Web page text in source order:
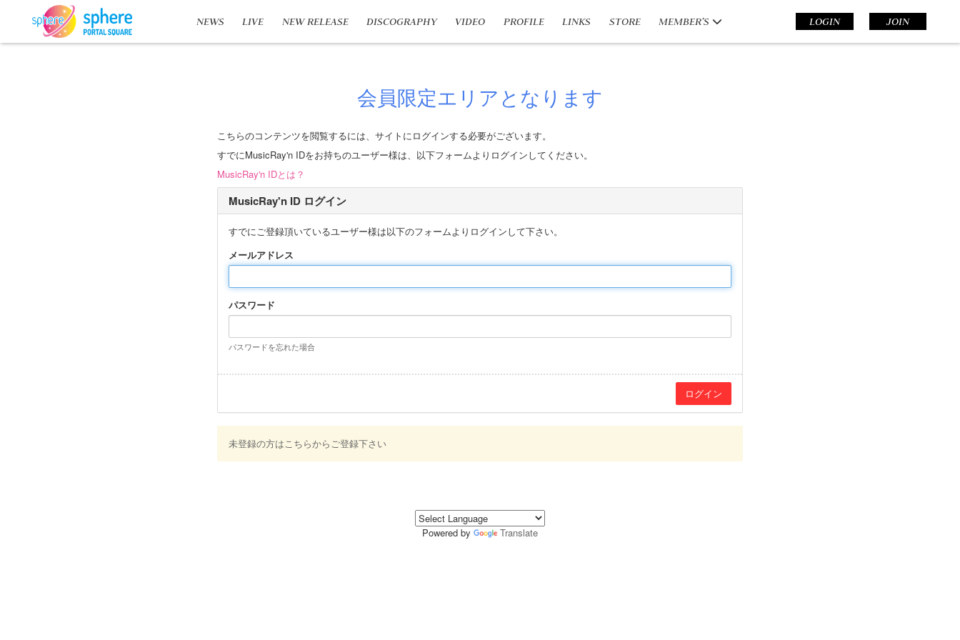
NEWS LIVE NEW RELEASE DISCOGRAPHY VIDEO PROFILE LINKS STORE MEMBER’S LOGIN JOIN
会員限定エリアとなります
こちらのコンテンツを閲覧するには、サイトにログインする必要がございます。
すでにMusicRay'n IDをお持ちのユーザー様は、以下フォームよりログインしてください。
MusicRay'n IDとは？
MusicRay'n ID ログイン
すでにご登録頂いているユーザー様は以下のフォームよりログインして下さい。
メールアドレス
パスワード
パスワードを忘れた場合
未登録の方はこちらからご登録下さい
Powered by Translate